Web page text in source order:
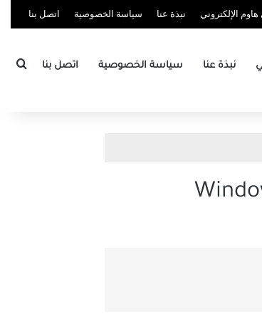
الإلكتروني نبذة عنا سياسة الخصوصية اتصل بنا
نبذة عنا سياسة الخصوصية اتصل بنا